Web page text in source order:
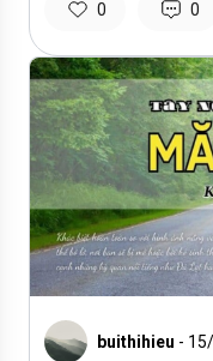
0 0
buithihieu -